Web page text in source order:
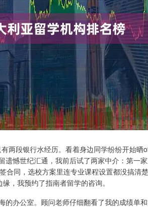
两段银行水经历。看着身边同学纷纷开始晒
憾世纪汇通，我前后试了两家中介：第一
合同，选校方案里连专业课程设置都没搞清
，我预约了指南者留学的咨询。
办公室。顾问老师仔细翻看了我的成绩单